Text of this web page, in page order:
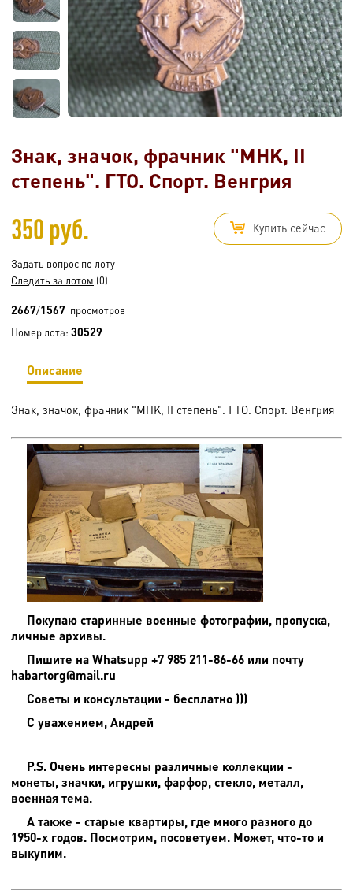
Знак, значок, фрачник "MHK, II
степень". ГТО. Спорт. Венгрия
350 руб. Купить сейчас
Задать вопрос по лоту
Следить за лотом (0)
2667/1567 просмотров
Номер лота: 30529
Описание
Знак, значок, фрачник "MHK, II степень". ГТО. Спорт. Венгрия
Покупаю старинные военные фотографии, пропуска,
личные архивы.
Пишите на Whatsupp +7 985 211-86-66 или почту
habartorg@mail.ru
Советы и консультации - бесплатно )))
С уважением, Андрей
P.S. Очень интересны различные коллекции -
монеты, значки, игрушки, фарфор, стекло, металл,
военная тема.
А также - старые квартиры, где много разного до
1950-х годов. Посмотрим, посоветуем. Может, что-то и
выкупим.